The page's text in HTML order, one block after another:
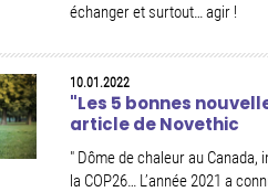
échanger et surtout… agir !
10.01.2022
"Les 5 bonnes
article de Novethic
" Dôme de chaleur au Canada,
la COP26… L’année 2021 a